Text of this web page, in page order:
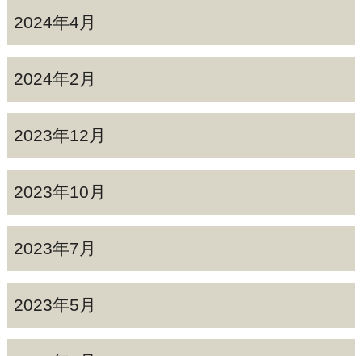
2024年4月
2024年2月
2023年12月
2023年10月
2023年7月
2023年5月